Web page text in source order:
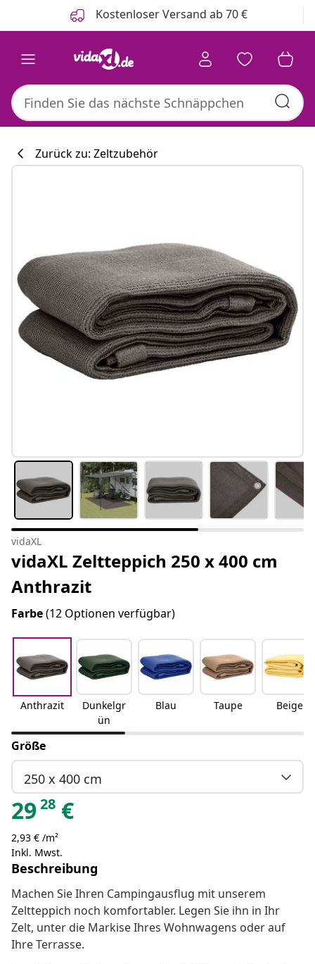
Kostenloser Versand ab 70 €
Zurück zu: Zeltzubehör
vidaXL
vidaXL Zeltteppich 250 x 400 cm
Anthrazit
Farbe(12 Optionen verfügbar)
Anthrazit
Dunkelgr
ün
Blau Taupe Beige
Größe
250 x 400 cm
2928 €
2,93 € /m²
Inkl. Mwst.
Beschreibung
Machen Sie Ihren Campingausflug mit unserem
Zeltteppich noch komfortabler. Legen Sie ihn in Ihr
Zelt, unter die Markise Ihres Wohnwagens oder auf
Ihre Terrasse.